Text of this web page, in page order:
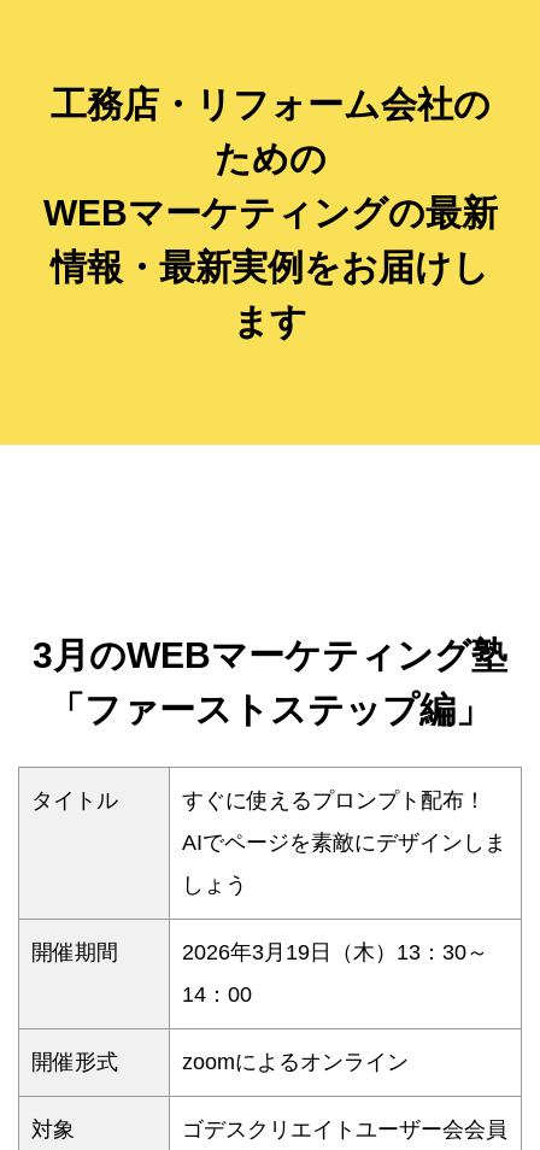
工務店・リフォーム会社の
ための
WEBマーケティングの最新
情報・最新実例をお届けし
ます
3月のWEBマーケティング塾
「ファーストステップ編」
タイトル
すぐに使えるプロンプト配布！
AIでページを素敵にデザインしま
しょう
開催期間
2026年3月19日（木）13：30～
14：00
開催形式 zoomによるオンライン
対象
ゴデスクリエイトユーザー会会員